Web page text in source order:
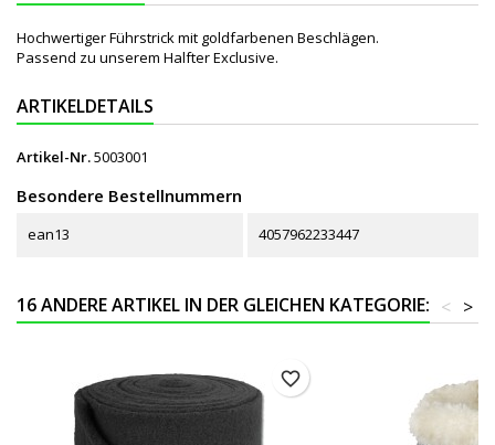
Hochwertiger Führstrick mit goldfarbenen Beschlägen.
Passend zu unserem Halfter Exclusive.
ARTIKELDETAILS
Artikel-Nr.5003001
Besondere Bestellnummern
ean13 4057962233447
16 ANDERE ARTIKEL IN DER GLEICHEN KATEGORIE: >
<
favorite_border